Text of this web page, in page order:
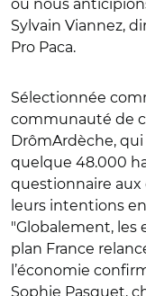
où nous
Sylvain Viannez,
Pro Paca.
Sélectionnée
communauté de
DrômArdèche,
quelque 48.000
questionnaire aux
leurs intentions
"Globalement, les
plan France
l’économie
Sophie Pasquet,